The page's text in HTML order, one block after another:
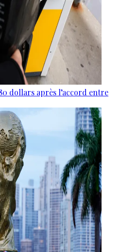
dollars après l’accord entre